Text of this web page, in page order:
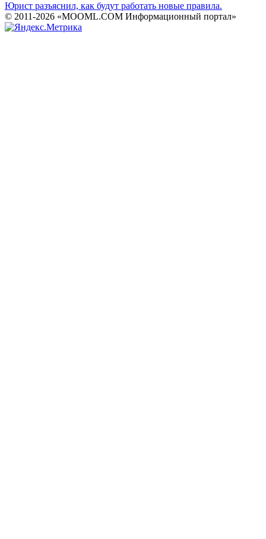
Юрист разъяснил, как будут работать новые правила.
© 2011-2026 «MOOML.COM Информационный портал»